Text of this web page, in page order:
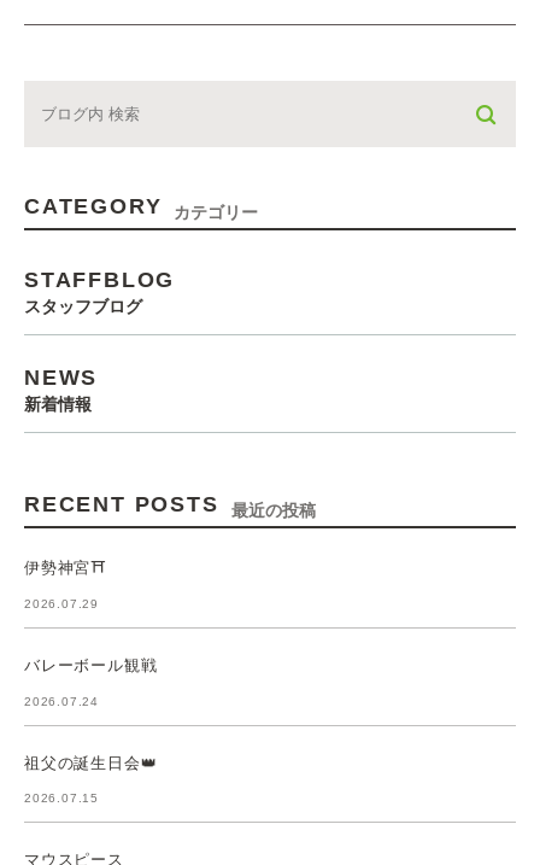
CATEGORY カテゴリー
STAFFBLOG
スタッフブログ
NEWS
新着情報
RECENT POSTS 最近の投稿
伊勢神宮⛩️
2026.07.29
バレーボール観戦
2026.07.24
祖父の誕生日会👑
2026.07.15
マウスピース